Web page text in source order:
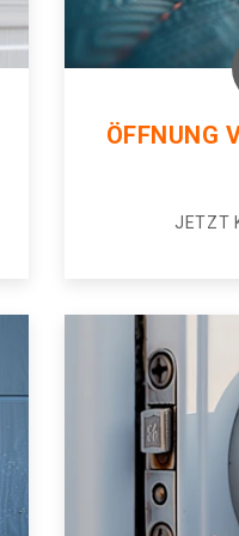
ÖFFNUNG
JETZT